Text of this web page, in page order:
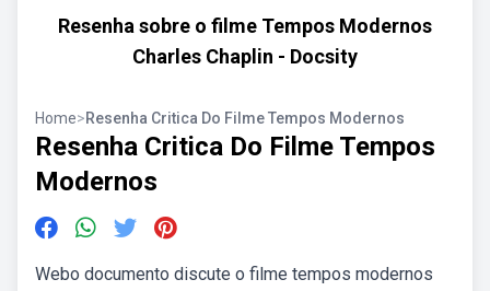
Resenha sobre o filme Tempos Modernos
Charles Chaplin - Docsity
Home>Resenha Critica Do Filme Tempos Modernos
Resenha Critica Do Filme Tempos
Modernos
Webo documento discute o filme tempos modernos